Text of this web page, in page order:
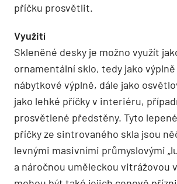
příčku prosvětlit.
Využití
Skleněné desky je možno využít
ornamentální sklo, tedy jako
nábytkové výplně, dále jako
jako lehké příčky v interiéru,
prosvětlené předstěny. Tyto
příčky ze sintrovaného skla jsou
levnými masivními průmyslovými
a náročnou uměleckou vitrážovou